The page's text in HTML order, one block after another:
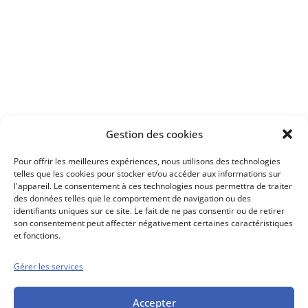
Gestion des cookies
Pour offrir les meilleures expériences, nous utilisons des technologies
telles que les cookies pour stocker et/ou accéder aux informations sur
l'appareil. Le consentement à ces technologies nous permettra de traiter
des données telles que le comportement de navigation ou des
identifiants uniques sur ce site. Le fait de ne pas consentir ou de retirer
son consentement peut affecter négativement certaines caractéristiques
et fonctions.
Gérer les services
Accepter
Découvrez
Conseils boursiers depuis 1952
Propos Utiles est
une publication